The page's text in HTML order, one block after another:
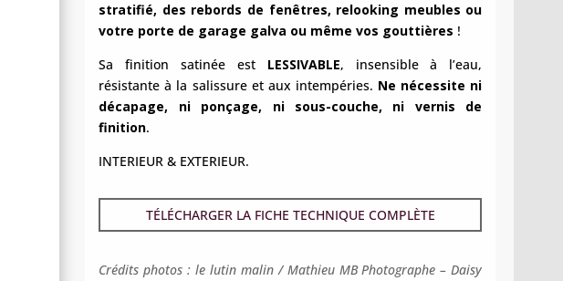
stratifié, des rebords de fenêtres, relooking meubles ou
votre porte de garage galva ou même vos gouttières !
Sa finition satinée estLESSIVABLE, insensible à l’eau,
résistante à la salissure et aux intempéries. Ne nécessite ni
décapage, ni ponçage, ni sous-couche, ni vernis de
finition.
INTERIEUR & EXTERIEUR.
TÉLÉCHARGER LA FICHE TECHNIQUE COMPLÈTE
Crédits photos : le lutin malin / Mathieu MB Photographe – Daisy